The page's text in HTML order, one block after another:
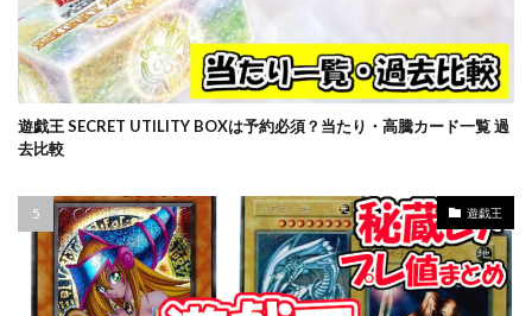
遊戯王 SECRET UTILITY BOXは予約必須？当たり・高騰カード一覧 過
去比較
遊戯王
リザードン
リザードン1ed
リーバイス
リーリエプレイマット
ルアー
ルギア
ルリナ レアコレ
レイジングサーフ
ヴァイスシュヴァルツ
一花 一覧
三幻神
女の子
女キャラ 宝石の睡蓮
封入カード
年末BOX
強欲な壺
当たりカード
当たりカードまとめ
当たりカード一覧